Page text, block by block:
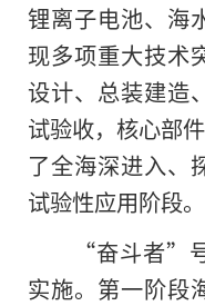
锂离子电池、海
现多项重大技术
设计、总装建造
试验收，核心部
了全海深进入、
试验性应用阶段。
“奋斗者”
实施。第一阶